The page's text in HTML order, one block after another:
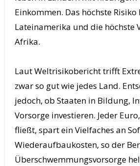
Einkommen. Das höchste
Lateinamerika und die höchste
Afrika.
Laut Weltrisikobericht trifft
zwar so gut wie jedes Land.
jedoch, ob Staaten in Bildung,
Vorsorge investieren. Jeder
fließt, spart ein Vielfaches an
Wiederaufbaukosten, so der
Überschwemmungsvorsorge